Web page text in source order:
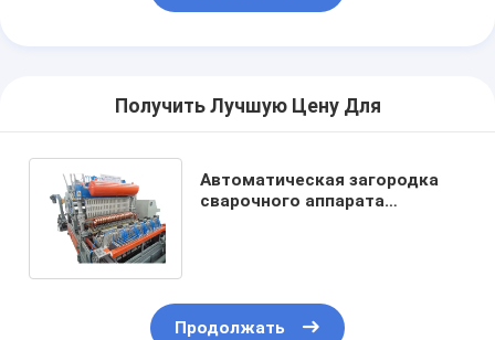
Получить Лучшую Цену Для
Автоматическая загородка
сварочного аппарата
Продолжать